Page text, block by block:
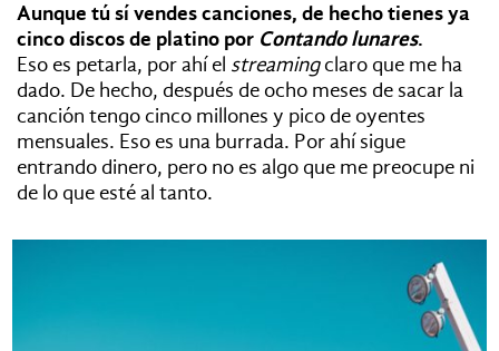
Aunque tú sí vendes canciones, de hecho tienes ya
cinco discos de platino por Contando lunares.
Eso es petarla, por ahí el streamingclaro que me ha
dado. De hecho, después de ocho meses de sacar la
canción tengo cinco millones y pico de oyentes
mensuales. Eso es una burrada. Por ahí sigue
entrando dinero, pero no es algo que me preocupe ni
de lo que esté al tanto.